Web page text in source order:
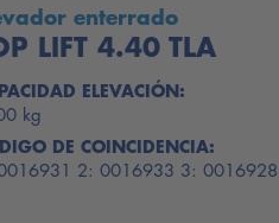
enterrado
LIFT 4.40 TLA
ELEVACIÓN:
kg
DE COINCIDENCIA:
2: 0016933 3: 0016928